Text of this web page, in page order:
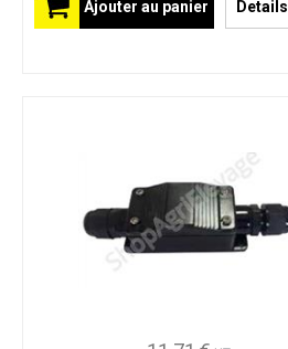
Ajouter au panier Details